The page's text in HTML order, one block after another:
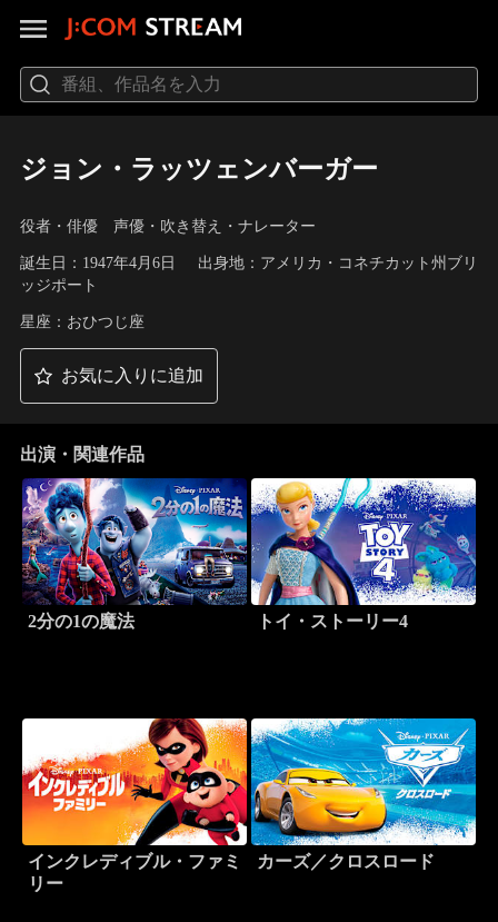
ジョン・ラッツェンバーガー
役者・俳優 声優・吹き替え・ナレーター
誕生日：1947年4月6日
出身地：アメリカ・コネチカット州ブリ
ッジポート
星座：おひつじ座
お気に入りに追加
出演・関連作品
2分の1の魔法 トイ・ストーリー4
インクレディブル・ファミ
リー
カーズ／クロスロード